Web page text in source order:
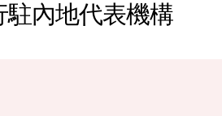
駐內地代表機構